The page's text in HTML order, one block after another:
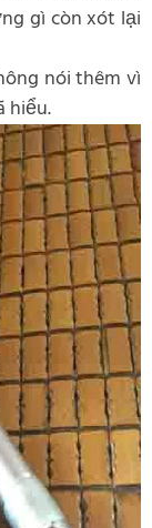
gì còn xót lại
nói thêm vì
hiểu.